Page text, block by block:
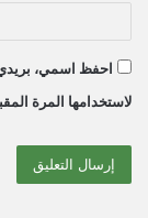
احفظ اسمي، بريدي
لاستخدامها المرة